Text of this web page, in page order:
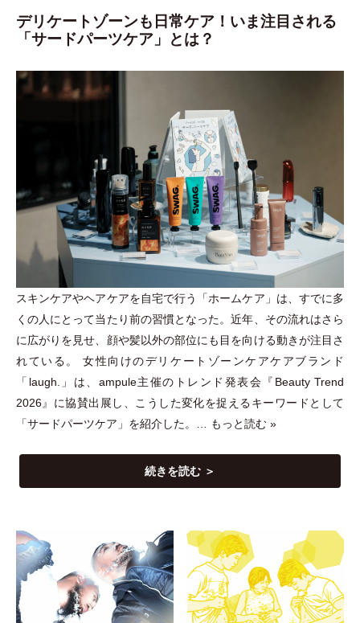
デリケートゾーンも日常ケア！いま注目される
「サードパーツケア」とは？
スキンケアやヘアケアを自宅で行う 「ホームケア 」 は、すでに多
くの人にとって当たり前の習慣となった。近年、その流れはさら
に広がりを見せ、顔や髪以外の部位にも目を向ける動きが注目さ
れている。 女性向けのデリケートゾーンケアケアブランド
「 laugh. 」 は、ampule主催のトレンド発表会『Beauty Trend
2026』に協賛出展し、こうした変化を捉えるキーワードとして
「サードパーツケア 」 を紹介した。… もっと読む »
続きを読む ＞